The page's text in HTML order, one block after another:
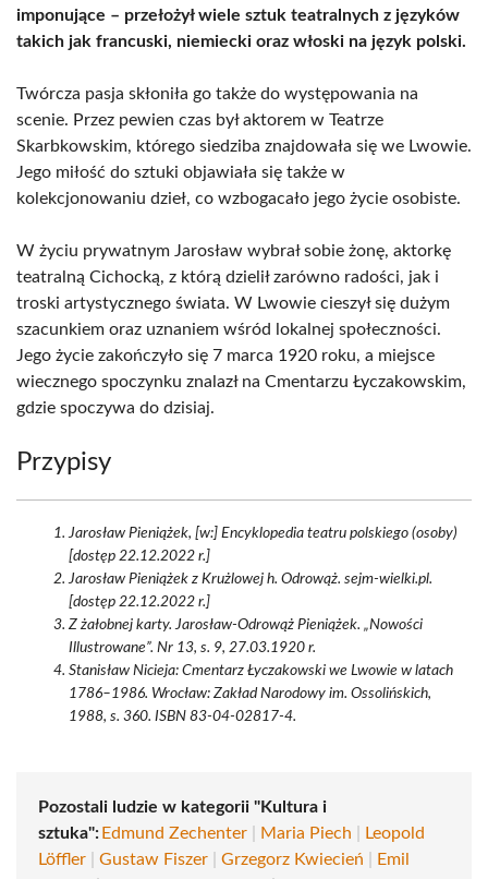
imponujące – przełożył wiele sztuk teatralnych z języków
takich jak francuski, niemiecki oraz włoski na język polski.
Twórcza pasja skłoniła go także do występowania na
scenie. Przez pewien czas był aktorem w Teatrze
Skarbkowskim, którego siedziba znajdowała się we Lwowie.
Jego miłość do sztuki objawiała się także w
kolekcjonowaniu dzieł, co wzbogacało jego życie osobiste.
W życiu prywatnym Jarosław wybrał sobie żonę, aktorkę
teatralną Cichocką, z którą dzielił zarówno radości, jak i
troski artystycznego świata. W Lwowie cieszył się dużym
szacunkiem oraz uznaniem wśród lokalnej społeczności.
Jego życie zakończyło się 7 marca 1920 roku, a miejsce
wiecznego spoczynku znalazł na Cmentarzu Łyczakowskim,
gdzie spoczywa do dzisiaj.
Przypisy
Jarosław Pieniążek, [w:] Encyklopedia teatru polskiego (osoby)
[dostęp 22.12.2022 r.]
Jarosław Pieniążek z Krużlowej h. Odrowąż. sejm-wielki.pl.
[dostęp 22.12.2022 r.]
Z żałobnej karty. Jarosław-Odrowąż Pieniążek. „Nowości
Illustrowane”. Nr 13, s. 9, 27.03.1920 r.
Stanisław Nicieja: Cmentarz Łyczakowski we Lwowie w latach
1786–1986. Wrocław: Zakład Narodowy im. Ossolińskich,
1988, s. 360. ISBN 83-04-02817-4.
Pozostali ludzie w kategorii "Kultura i
sztuka": Edmund Zechenter Maria Piech
Leopold
Löffler
Gustaw Fiszer Grzegorz Kwiecień
Emil